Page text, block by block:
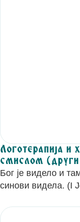
Логотерапија и
смислом
Бог је видело и
синови видела. (I